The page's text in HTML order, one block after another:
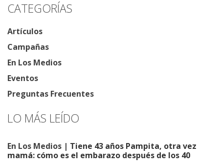
CATEGORÍAS
Artículos
Campañas
En Los Medios
Eventos
Preguntas Frecuentes
LO MÁS LEÍDO
En Los Medios | Tiene 43 años Pampita, otra vez
mamá: cómo es el embarazo después de los 40